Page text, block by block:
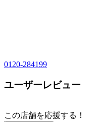
0120-284199
ユーザーレビュー
この店舗を応援する！